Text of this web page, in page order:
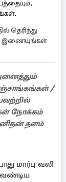
தெரிந்து
இணையுங்கள்
/
நோக்கம்
தளம்
மார்பு வலி